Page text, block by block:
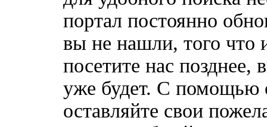
портал постоянно
вы не нашли, того что
посетите нас позднее,
уже будет. С помощью
оставляйте свои